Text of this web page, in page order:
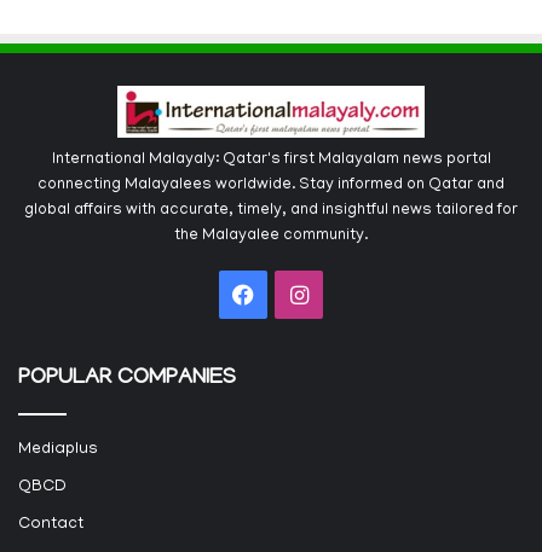
International Malayaly: Qatar's first Malayalam news portal
connecting Malayalees worldwide. Stay informed on Qatar and
global affairs with accurate, timely, and insightful news tailored for
the Malayalee community.
FacebookInstagram
POPULAR COMPANIES
Mediaplus
QBCD
Contact